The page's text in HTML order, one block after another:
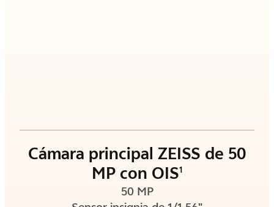
Cámara principal ZEISS de 50
MP con OIS1
50 MP